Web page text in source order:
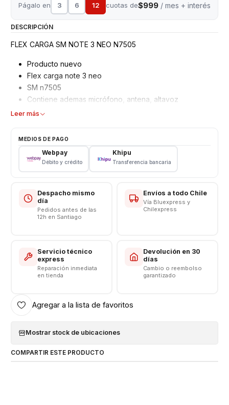
Págalo en 3 6 12 cuotas de$999 / mes + interés
DESCRIPCIÓN
FLEX CARGA SM NOTE 3 NEO N7505
Producto nuevo
Flex carga note 3 neo
SM n7505
Contiene ademas micrófono, antena, altavoz
Leer más
MEDIOS DE PAGO
Webpay
Débito y crédito
Khipu
Transferencia bancaria
Despacho mismo
día
Pedidos antes de las
12h en Santiago
Envíos a todo Chile
Vía Bluexpress y
Chilexpress
Servicio técnico
express
Reparación inmediata
en tienda
Devolución en 30
días
Cambio o reembolso
garantizado
Agregar a la lista de favoritos
Mostrar stock de ubicaciones
COMPARTIR ESTE PRODUCTO